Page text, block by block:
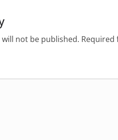
not be published. Required